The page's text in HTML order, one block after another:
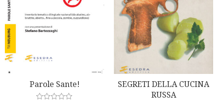
Parole Sante!
SEGRETI DELLA CUCINA
RUSSA